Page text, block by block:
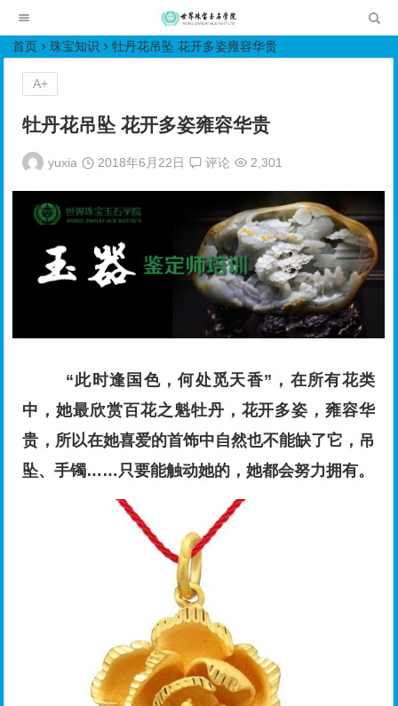
首页 珠宝知识 牡丹花吊坠 花开多姿雍容华贵
牡丹花吊坠 花开多姿雍容华贵
yuxia 2018年6月22日 评论 2,301
“此时逢国色，何处觅天香”，在所有花类
中，她最欣赏百花之魁牡丹，花开多姿，雍容华
贵，所以在她喜爱的首饰中自然也不能缺了它，吊
坠、手镯……只要能触动她的，她都会努力拥有。
A+